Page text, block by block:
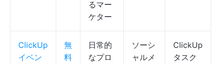
るマー
ケター
ClickUp
イベン
無
料
日常的
なプロ
ソーシ
ャルメ
ClickUp
タスク